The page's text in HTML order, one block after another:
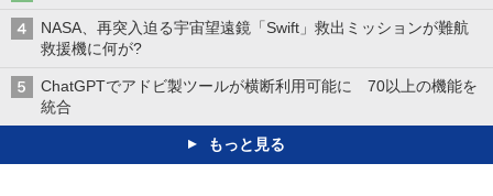
NASA、再突入迫る宇宙望遠鏡「Swift」救出ミッションが難航
救援機に何が?
ChatGPTでアドビ製ツールが横断利用可能に 70以上の機能を
統合
もっと見る